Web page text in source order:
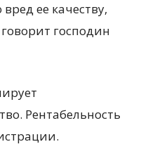
ее качеству,
господин
Рентабельность